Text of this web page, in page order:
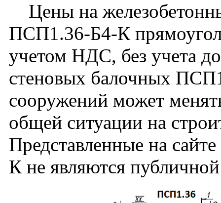
Цены на
ПСП1.36-Б4-К
учетом НДС, без учета
стеновых балочных
сооружений может
общей ситуации на
Представленные на
К не являются